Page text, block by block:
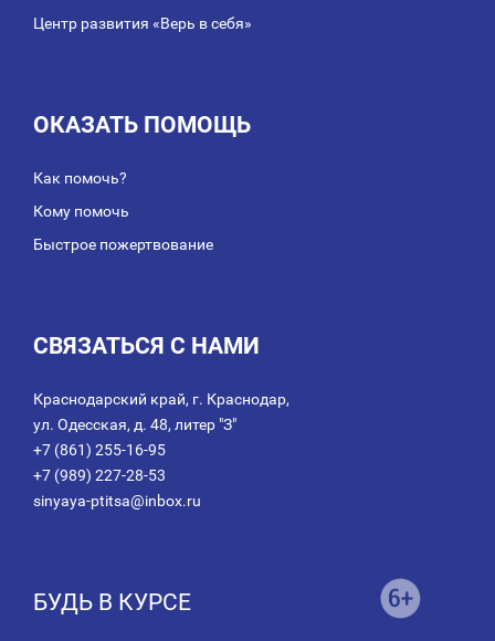
Центр развития «Верь в себя»
ОКАЗАТЬ ПОМОЩЬ
Как помочь?
Кому помочь
Быстрое пожертвование
СВЯЗАТЬСЯ С НАМИ
Краснодарский край, г. Краснодар,
ул. Одесская, д. 48, литер "З"
+7 (861) 255-16-95
+7 (989) 227-28-53
sinyaya-ptitsa@inbox.ru
БУДЬ В КУРСЕ